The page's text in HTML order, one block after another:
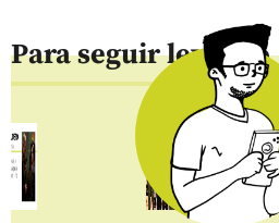
Para seguir leyendo